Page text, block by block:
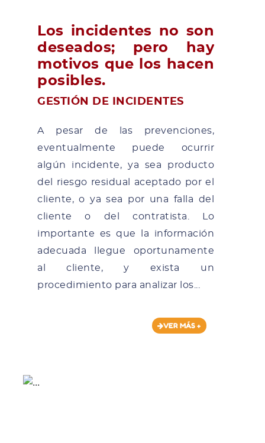
Los incidentes no son
deseados; pero hay
motivos que los hacen
posibles.
GESTIÓN DE INCIDENTES
A pesar de las prevenciones,
eventualmente puede ocurrir
algún incidente, ya sea producto
del riesgo residual aceptado por el
cliente, o ya sea por una falla del
cliente o del contratista. Lo
importante es que la información
adecuada llegue oportunamente
al cliente, y exista un
procedimiento para analizar los...
VER MÁS +